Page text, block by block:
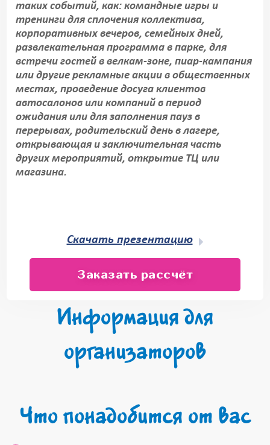
таких событий, как: командные игры и
тренинги для сплочения коллектива,
корпоративных вечеров, семейных дней,
развлекательная программа в парке, для
встречи гостей в велкам-зоне, пиар-кампания
или другие рекламные акции в общественных
местах, проведение досуга клиентов
автосалонов или компаний в период
ожидания или для заполнения пауз в
перерывах, родительский день в лагере,
открывающая и заключительная часть
других мероприятий, открытие ТЦ или
магазина.
Заказать рассчёт
Скачать презентацию
Информация для
организаторов
Что понадобится от вас